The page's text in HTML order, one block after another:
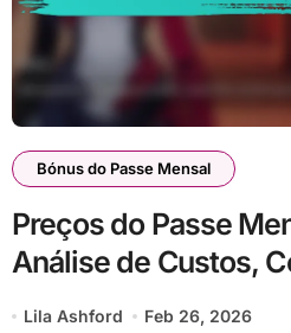
Bónus do Passe Mensal
Preços do Passe
Análise de Custos,
Valor
Lila Ashford Feb 26, 2026